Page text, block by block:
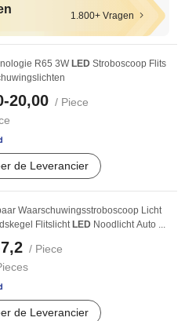
1.800+ Vragen
R65 3W LED Stroboscoop Flits
20,00 / Piece
de Leverancier
Waarschuwingsstroboscoop Licht
Flitslicht LED Noodlicht Auto ...
/ Piece
de Leverancier